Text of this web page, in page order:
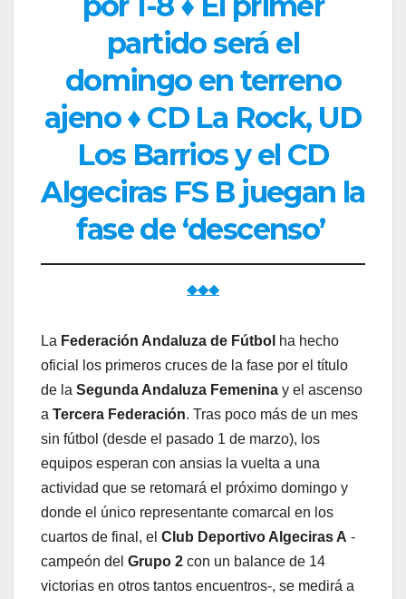
partido será el
domingo en terreno
ajeno ♦ CD La Rock, UD
Los Barrios y el CD
Algeciras FS B juegan la
fase de ‘descenso’
◆◆◆
La Federación Andaluza de Fútbol ha hecho
oficial los primeros cruces de la fase por el título
de la Segunda Andaluza Femenina y el ascenso
a Tercera Federación. Tras poco más de un mes
sin fútbol (desde el pasado 1 de marzo), los
equipos esperan con ansias la vuelta a una
actividad que se retomará el próximo domingo y
donde el único representante comarcal en los
cuartos de final, el Club Deportivo Algeciras A -
campeón del Grupo 2 con un balance de 14
victorias en otros tantos encuentros-, se medirá a